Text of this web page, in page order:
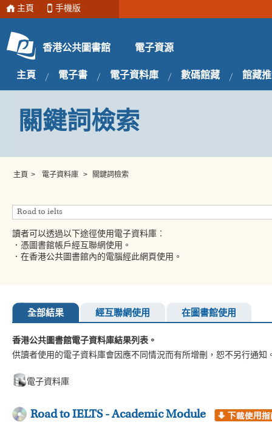
主頁 手機版
香港公共圖書館 電子資源
主頁 電子書 電子資料庫 數碼館藏 館藏
關鍵詞檢索
主頁 > 電子資料庫 > 關鍵詞檢索
讀者可以透過以下途徑使用電子資料庫︰
．憑圖書館帳戶經互聯網使用。
．在香港公共圖書館內的電腦經此網頁使用。
全部結果 經互聯網使用 在圖書館使用
香港公共圖書館電子資料庫結果列表。
供讀者使用的電子資料庫會因應不同情況而有所增刪，恕不另行通知
電子資料庫
Road to IELTS - Academic Module